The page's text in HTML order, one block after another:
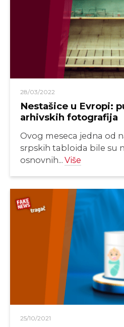
28/03/2022
Nestašice u Evropi:
arhivskih fotografija
Ovog meseca jedna od
srpskih tabloida bile su
osnovnih... Više
25/10/2021